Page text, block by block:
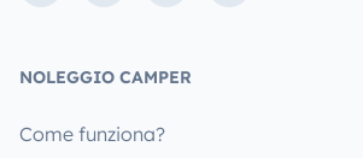
NOLEGGIO CAMPER
Come funziona?